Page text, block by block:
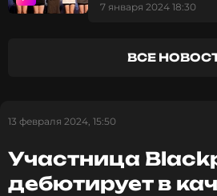
Читайте нас в
ССЫЛКА
7 января 2024 18:30
ВСЕ
13 февраля 2024, 15:50
Участница
дебютирует в